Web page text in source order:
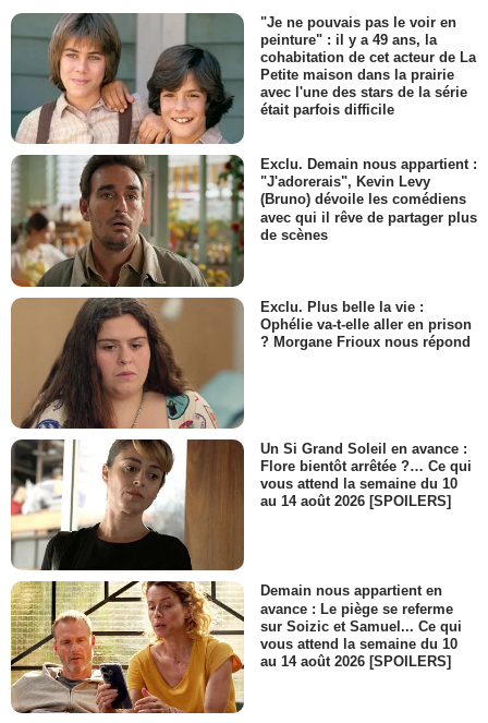
"Je ne pouvais pas le voir en
peinture" : il y a 49 ans, la
cohabitation de cet acteur de La
Petite maison dans la prairie
avec l'une des stars de la série
était parfois difficile
Exclu. Demain nous appartient :
"J'adorerais", Kevin Levy
(Bruno) dévoile les comédiens
avec qui il rêve de partager plus
de scènes
Exclu. Plus belle la vie :
Ophélie va-t-elle aller en prison
? Morgane Frioux nous répond
Un Si Grand Soleil en avance :
Flore bientôt arrêtée ?… Ce qui
vous attend la semaine du 10
au 14 août 2026 [SPOILERS]
Demain nous appartient en
avance : Le piège se referme
sur Soizic et Samuel... Ce qui
vous attend la semaine du 10
au 14 août 2026 [SPOILERS]